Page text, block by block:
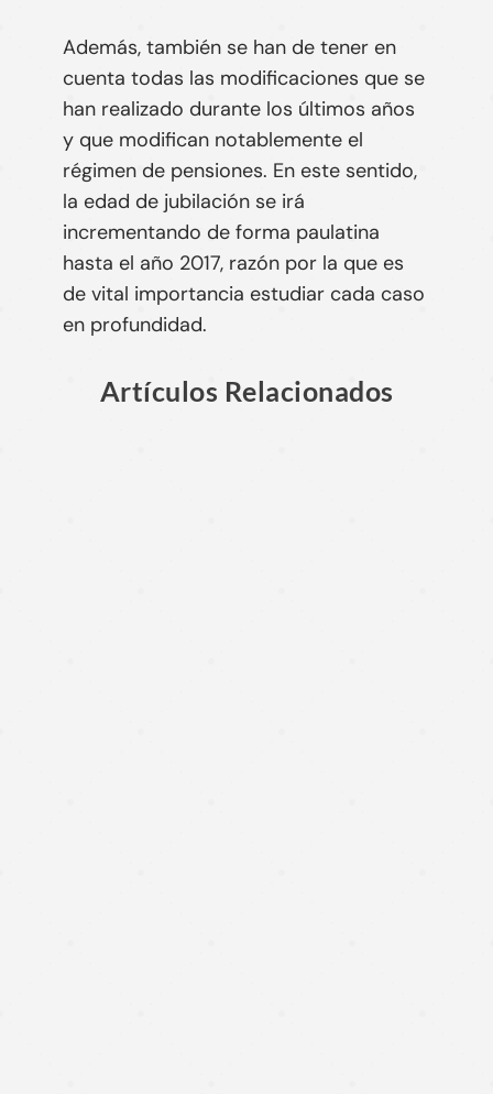
Además, también se han de tener en
cuenta todas las modificaciones que se
han realizado durante los últimos años
y que modifican notablemente el
régimen de pensiones. En este sentido,
la edad de jubilación se irá
incrementando de forma paulatina
hasta el año 2017, razón por la que es
de vital importancia estudiar cada caso
en profundidad.
Artículos Relacionados